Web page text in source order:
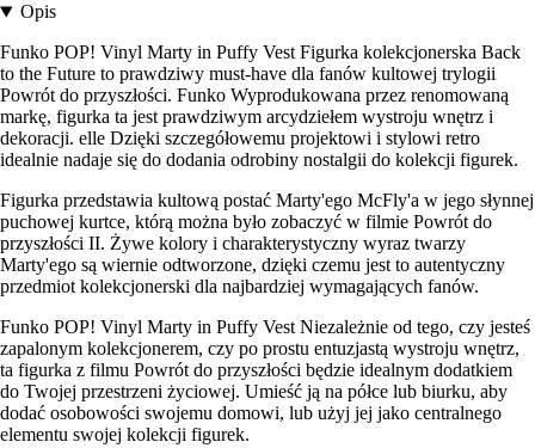
Opis
Funko POP! Vinyl Marty in Puffy Vest Figurka kolekcjonerska Back
to the Future to prawdziwy must-have dla fanów kultowej trylogii
Powrót do przyszłości. Funko Wyprodukowana przez renomowaną
markę, figurka ta jest prawdziwym arcydziełem wystroju wnętrz i
dekoracji. elle Dzięki szczegółowemu projektowi i stylowi retro
idealnie nadaje się do dodania odrobiny nostalgii do kolekcji figurek.
Figurka przedstawia kultową postać Marty'ego McFly'a w jego słynnej
puchowej kurtce, którą można było zobaczyć w filmie Powrót do
przyszłości II. Żywe kolory i charakterystyczny wyraz twarzy
Marty'ego są wiernie odtworzone, dzięki czemu jest to autentyczny
przedmiot kolekcjonerski dla najbardziej wymagających fanów.
Funko POP! Vinyl Marty in Puffy Vest Niezależnie od tego, czy jesteś
zapalonym kolekcjonerem, czy po prostu entuzjastą wystroju wnętrz,
ta figurka z filmu Powrót do przyszłości będzie idealnym dodatkiem
do Twojej przestrzeni życiowej. Umieść ją na półce lub biurku, aby
dodać osobowości swojemu domowi, lub użyj jej jako centralnego
elementu swojej kolekcji figurek.